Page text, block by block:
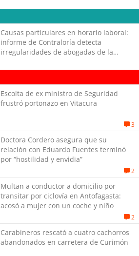
Causas particulares en horario laboral:
informe de Contraloría detecta
irregularidades de abogadas de la
Escolta de ex ministro de Seguridad
frustró portonazo en Vitacura
3
Doctora Cordero asegura que su
relación con Eduardo Fuentes terminó
por “hostilidad y envidia”
2
Multan a conductor a domicilio por
transitar por ciclovía en Antofagasta:
acosó a mujer con un coche y niño
2
Carabineros rescató a cuatro cachorros
abandonados en carretera de Curimón